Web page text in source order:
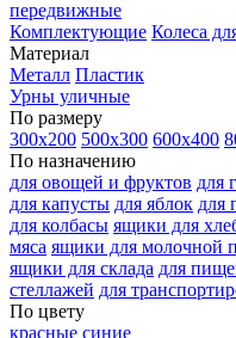
передвижные
Комплектующие Колеса
Материал
Металл Пластик
Урны уличные
По размеру
300х200 500х300 600х400
По назначению
для овощей и фруктов для
для капусты для яблок для
для колбасы ящики для
мяса ящики для молочной
ящики для склада для
стеллажей для
По цвету
красные синие